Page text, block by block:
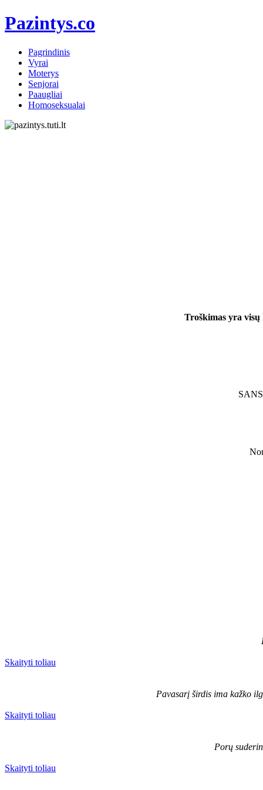
Pazintys.co
Pagrindinis
Vyrai
Moterys
Senjorai
Paaugliai
Homoseksualai
Troškimas yra
Skaityti toliau
Pavasarį širdis ima kažko
Skaityti toliau
Porų
Skaityti toliau